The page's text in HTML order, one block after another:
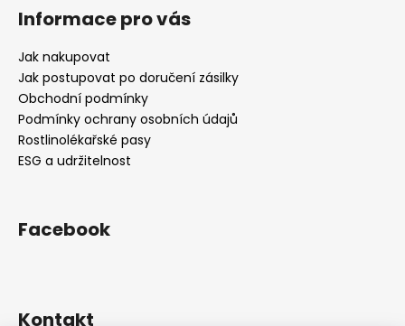
Informace pro vás
Jak nakupovat
Jak postupovat po doručení zásilky
Obchodní podmínky
Podmínky ochrany osobních údajů
Rostlinolékařské pasy
ESG a udržitelnost
Facebook
Kontakt